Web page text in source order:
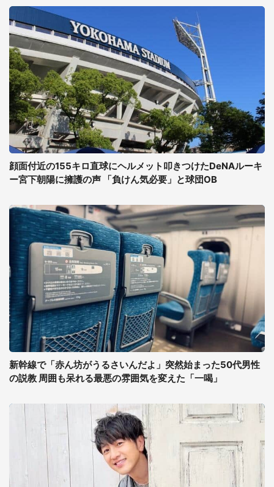
顔面付近の155キロ直球にヘルメット叩きつけたDeNAルーキ
ー宮下朝陽に擁護の声 「負けん気必要」と球団OB
新幹線で「赤ん坊がうるさいんだよ」突然始まった50代男性
の説教 周囲も呆れる最悪の雰囲気を変えた「一喝」